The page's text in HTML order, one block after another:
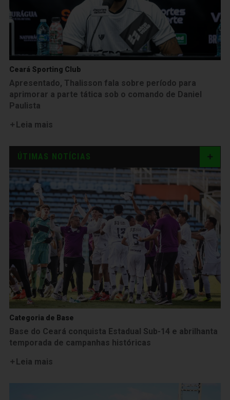
Ceará Sporting Club
Apresentado, Thalisson fala sobre período para
aprimorar a parte tática sob o comando de Daniel
Paulista
Leia mais
ÚTIMAS NOTÍCIAS
Categoria de Base
Base do Ceará conquista Estadual Sub-14 e abrilhanta
temporada de campanhas históricas
Leia mais